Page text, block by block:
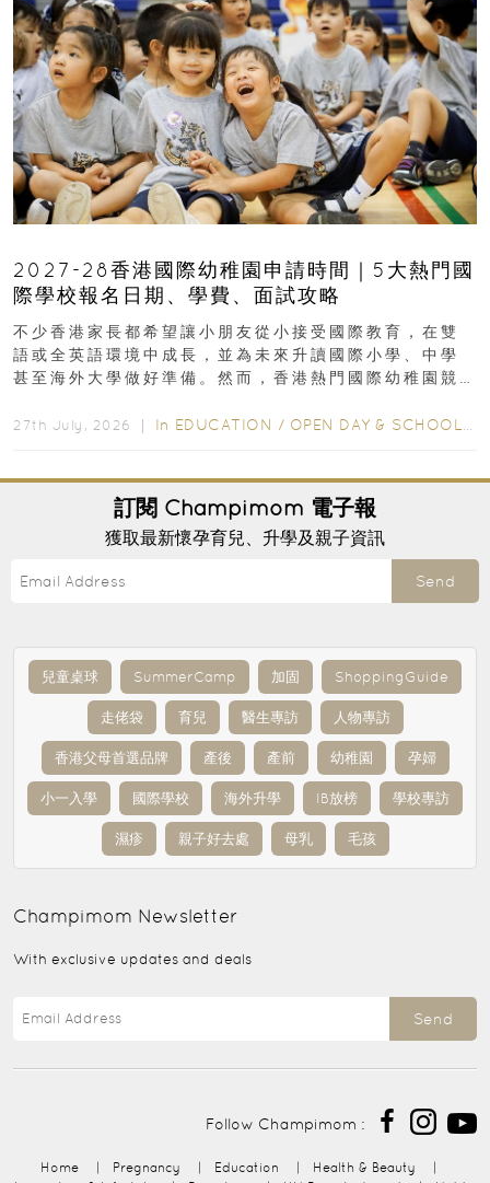
2027-28香港國際幼稚園申請時間｜5大熱門國
際學校報名日期、學費、面試攻略
不少香港家長都希望讓小朋友從小接受國際教育，在雙
語或全英語環境中成長，並為未來升讀國際小學、中學
甚至海外大學做好準備。然而，香港熱門國際幼稚園競
27th July, 2026 ｜ In EDUCATION / OPEN DAY & SCHOOL EVENTS
訂閱 Champimom 電子報
獲取最新懷孕育兒、升學及親子資訊
Send
兒童桌球 SummerCamp 加固 ShoppingGuide
走佬袋 育兒 醫生專訪 人物專訪
香港父母首選品牌 產後 產前 幼稚園 孕婦
小一入學 國際學校 海外升學 IB放榜 學校專訪
濕疹 親子好去處 母乳 毛孩
Champimom Newsletter
With exclusive updates and deals
Send
Follow Champimom :
Home Pregnancy Education Health & Beauty